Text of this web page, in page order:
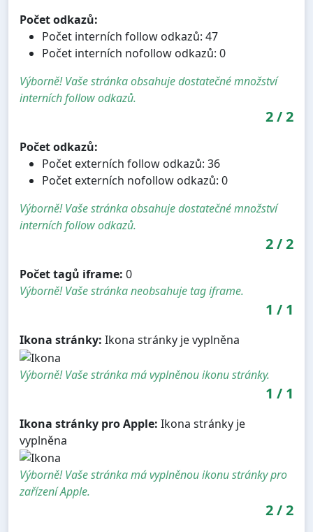
Počet odkazů:
Počet interních follow odkazů: 47
Počet interních nofollow odkazů: 0
Výborně! Vaše stránka obsahuje dostatečné množství
interních follow odkazů.
2/2
Počet odkazů:
Počet externích follow odkazů: 36
Počet externích nofollow odkazů: 0
Výborně! Vaše stránka obsahuje dostatečné množství
interních follow odkazů.
2/2
Počet tagů iframe: 0
Výborně! Vaše stránka neobsahuje tag iframe.
1 / 1
Ikona stránky: Ikona stránky je vyplněna
Výborně! Vaše stránka má vyplněnou ikonu stránky.
1 / 1
Ikona stránky pro Apple: Ikona stránky je
vyplněna
Výborně! Vaše stránka má vyplněnou ikonu stránky pro
zařízení Apple.
2/2